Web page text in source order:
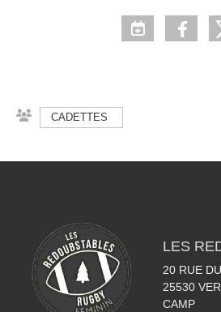
CADETTES
LES
20 RUE
25530
CAMP